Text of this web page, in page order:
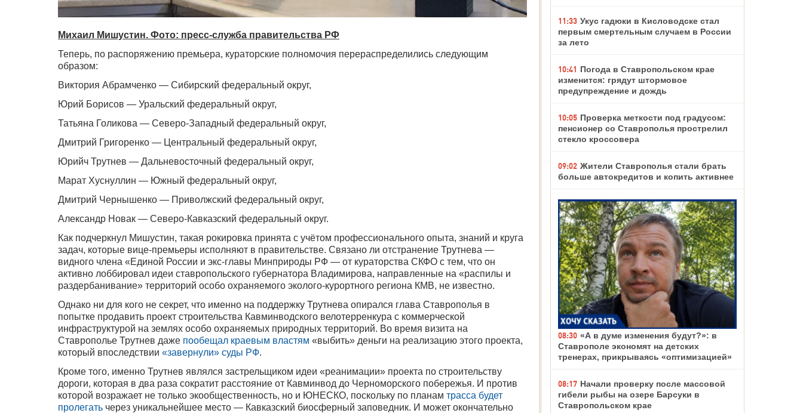
Михаил Мишустин. Фото: пресс-служба правительства РФ
Теперь, по распоряжению премьера, кураторские полномочия перераспределились следующим
образом:
Виктория Абрамченко — Сибирский федеральный округ,
Юрий Борисов — Уральский федеральный округ,
Татьяна Голикова — Северо-Западный федеральный округ,
Дмитрий Григоренко — Центральный федеральный округ,
Юрийч Трутнев — Дальневосточный федеральный округ,
Марат Хуснуллин — Южный федеральный округ,
Дмитрий Чернышенко — Приволжский федеральный округ,
Александр Новак — Северо-Кавказский федеральный округ.
Как подчеркнул Мишустин, такая рокировка принята с учётом профессионального опыта, знаний и круга
задач, которые вице-премьеры исполняют в правительстве. Связано ли отстранение Трутнева —
видного члена «Единой России и экс-главы Минприроды РФ — от кураторства СКФО с тем, что он
активно лоббировал идеи ставропольского губернатора Владимирова, направленные на «распилы и
раздербанивание» территорий особо охраняемого эколого-курортного региона КМВ, не известно.
Однако ни для кого не секрет, что именно на поддержку Трутнева опирался глава Ставрополья в
попытке продавить проект строительства Кавминводского велотерренкура с коммерческой
инфраструктурой на землях особо охраняемых природных территорий. Во время визита на
Ставрополье Трутнев даже пообещал краевым властям «выбить» деньги на реализацию этого проекта,
который впоследствии «завернули» суды РФ.
Кроме того, именно Трутнев являлся застрельщиком идеи «реанимации» проекта по строительству
дороги, которая в два раза сократит расстояние от Кавминвод до Черноморского побережья. И против
которой возражает не только экообщественность, но и ЮНЕСКО, поскольку по планам трасса будет
пролегать через уникальнейшее место — Кавказский биосферный заповедник. И может окончательно
11:33 Укус гадюки в Кисловодске стал
первым смертельным случаем в России
за лето
10:41 Погода в Ставропольском крае
изменится: грядут штормовое
предупреждение и дождь
10:05 Проверка меткости под градусом:
пенсионер со Ставрополья прострелил
стекло кроссовера
09:02 Жители Ставрополья стали брать
больше автокредитов и копить активнее
08:30 «А в думе изменения будут?»: в
Ставрополе экономят на детских
тренерах, прикрываясь «оптимизацией»
08:17 Начали проверку после массовой
гибели рыбы на озере Барсуки в
Ставропольском крае